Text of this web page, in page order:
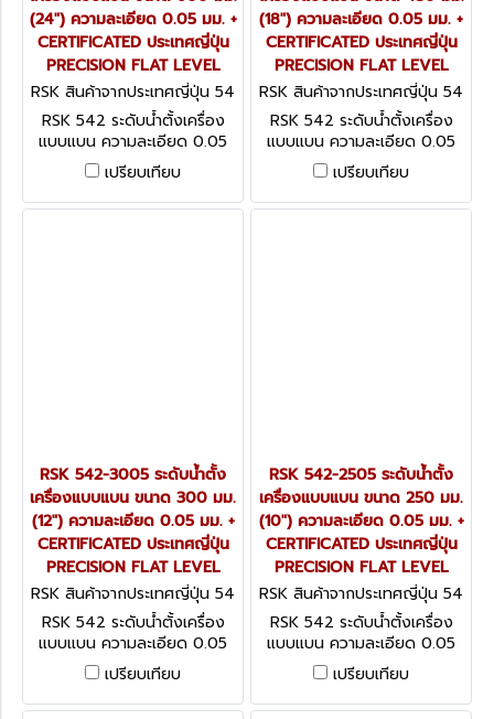
(24") ความละเอียด 0.05 มม. +
CERTIFICATED ประเทศญี่ปุ่น
PRECISION FLAT LEVEL
RSK สินค้าจากประเทศญี่ปุ่น 54
2-6005
RSK 542 ระดับน้ำตั้งเครื่อง
แบบแบน ความละเอียด 0.05
มม. + CERTIFICATED ประเทศ
ญี่ปุ่น PRECISION FLAT
LEVEL
เปรียบเทียบ
(18") ความละเอียด 0.05 มม. +
CERTIFICATED ประเทศญี่ปุ่น
PRECISION FLAT LEVEL
RSK สินค้าจากประเทศญี่ปุ่น 54
2-4505
RSK 542 ระดับน้ำตั้งเครื่อง
แบบแบน ความละเอียด 0.05
มม. + CERTIFICATED ประเทศ
ญี่ปุ่น PRECISION FLAT
LEVEL
เปรียบเทียบ
RSK 542-3005 ระดับน้ำตั้ง
เครื่องแบบแบน ขนาด 300 มม.
(12") ความละเอียด 0.05 มม. +
CERTIFICATED ประเทศญี่ปุ่น
PRECISION FLAT LEVEL
RSK สินค้าจากประเทศญี่ปุ่น 54
2-3005
RSK 542 ระดับน้ำตั้งเครื่อง
แบบแบน ความละเอียด 0.05
มม. + CERTIFICATED ประเทศ
ญี่ปุ่น PRECISION FLAT
LEVEL
เปรียบเทียบ
RSK 542-2505 ระดับน้ำตั้ง
เครื่องแบบแบน ขนาด 250 มม.
(10") ความละเอียด 0.05 มม. +
CERTIFICATED ประเทศญี่ปุ่น
PRECISION FLAT LEVEL
RSK สินค้าจากประเทศญี่ปุ่น 54
2-2505
RSK 542 ระดับน้ำตั้งเครื่อง
แบบแบน ความละเอียด 0.05
มม. + CERTIFICATED ประเทศ
ญี่ปุ่น PRECISION FLAT
LEVEL
เปรียบเทียบ